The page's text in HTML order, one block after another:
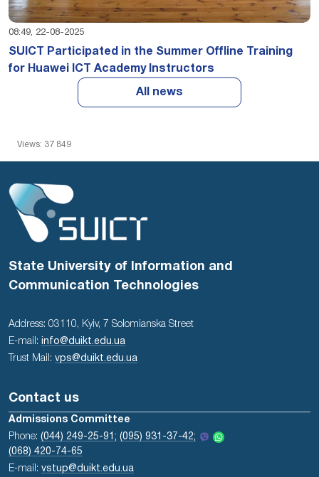
08:49, 22-08-2025
SUICT Participated in the Summer Offline Training
for Huawei ICT Academy Instructors
All news
Views: 37 849
State University of Information and
Communication Technologies
Address: 03110, Kyiv, 7 Solomianska Street
E-mail:
info@duikt.edu.ua
Trust Mail: vps@duikt.edu.ua
Contact us
Admissions Committee
Phone: (044) 249-25-91; (095) 931-37-42;
(068) 420-74-65
E-mail: vstup@duikt.edu.ua